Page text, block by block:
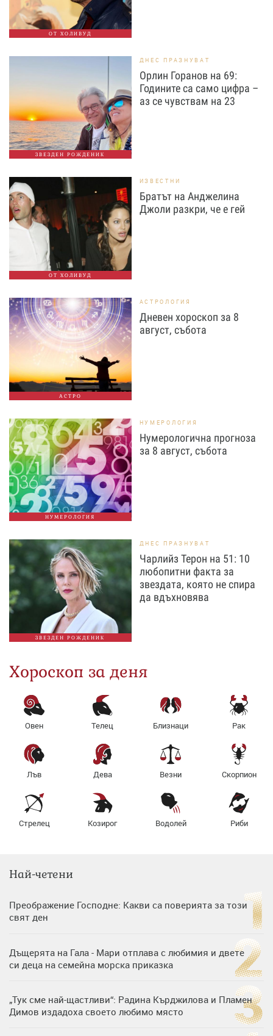
ОТ ХОЛИВУД
ЗВЕЗДЕН РОЖДЕНИК
ДНЕС ПРАЗНУВАТ
Орлин Горанов на 69:
Годините са само цифра –
аз се чувствам на 23
ОТ ХОЛИВУД
ИЗВЕСТНИ
Братът на Анджелина
Джоли разкри, че е гей
АСТРО
АСТРОЛОГИЯ
Дневен хороскоп за 8
август, събота
НУМЕРОЛОГИЯ
НУМЕРОЛОГИЯ
Нумерологична прогноза
за 8 август, събота
ЗВЕЗДЕН РОЖДЕНИК
ДНЕС ПРАЗНУВАТ
Чарлийз Терон на 51: 10
любопитни факта за
звездата, която не спира
да вдъхновява
Хороскоп за деня
Овен Телец Близнаци Рак
Лъв Дева Везни Скорпион
Стрелец Козирог Водолей Риби
Най-четени
Преображение Господне: Какви са поверията за този
свят ден
Дъщерята на Гала - Мари отплава с любимия и двете
си деца на семейна морска приказка
„Тук сме най-щастливи“: Радина Кърджилова и Пламен
Димов издадоха своето любимо място